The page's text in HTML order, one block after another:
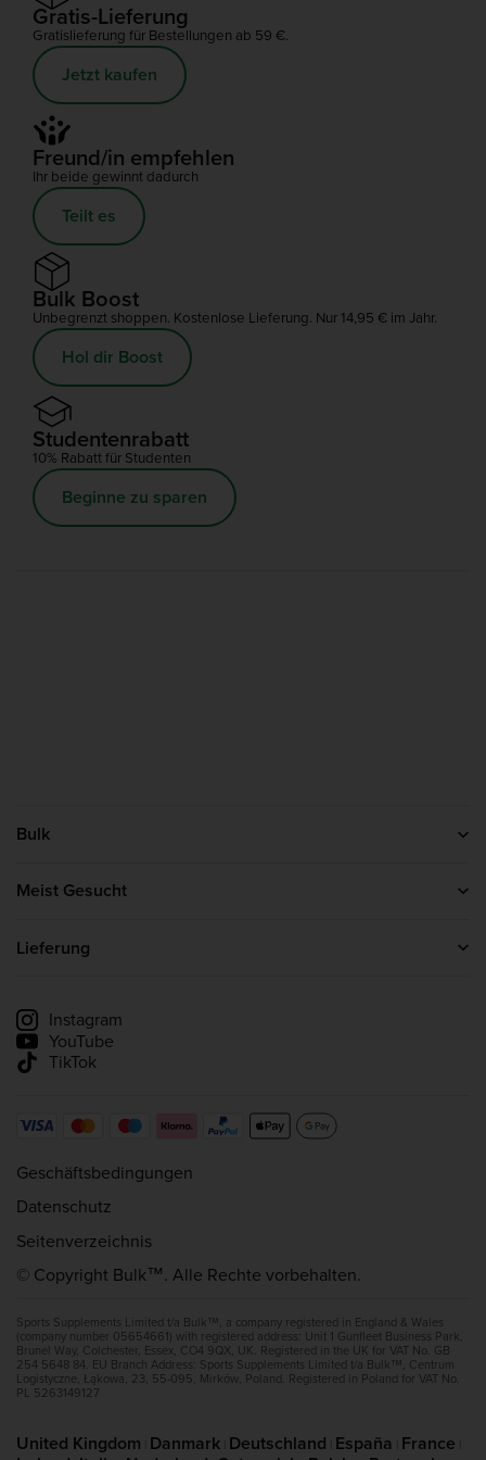
Gratis-Lieferung
Gratislieferung für Bestellungen ab 59 €.
Jetzt kaufen
Freund/in empfehlen
Ihr beide gewinnt dadurch
Teilt es
Bulk Boost
Unbegrenzt shoppen. Kostenlose Lieferung. Nur 14,95 € im Jahr.
Hol dir Boost
Studentenrabatt
10% Rabatt für Studenten
Beginne zu sparen
Bulk
Über uns
Meist Gesucht
Kreatin
Lieferung
Instagram
YouTube
TikTok
Geschäftsbedingungen
Datenschutz
Seitenverzeichnis
© Copyright Bulk™. Alle Rechte vorbehalten.
Sports Supplements Limited t/a Bulk™, a company registered in England & Wales
(company number 05654661) with registered address: Unit 1 Gunfleet Business Park,
Brunel Way, Colchester, Essex, CO4 9QX, UK. Registered in the UK for VAT No. GB
254 5648 84. EU Branch Address: Sports Supplements Limited t/a Bulk™, Centrum
Logistyczne, Łąkowa, 23, 55-095, Mirków, Poland. Registered in Poland for VAT No.
PL 5263149127
United Kingdom Danmark Deutschland España France